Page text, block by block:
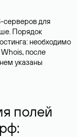
серверов для
Порядок
необходимо
после
указаны
полей